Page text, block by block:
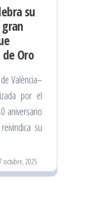
su
Oro
València–
por el
aniversario
su
octubre, 2025